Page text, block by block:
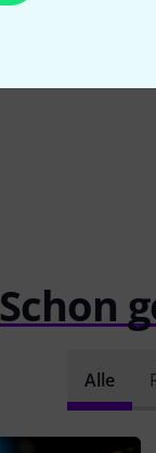
Schon
Alle